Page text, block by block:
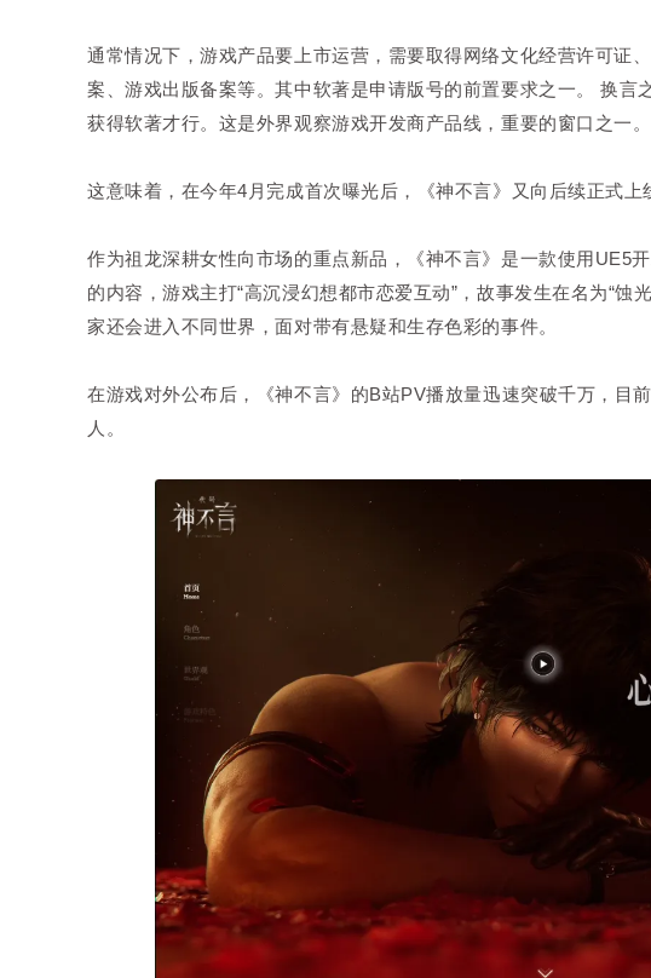
通常情况下，游戏产品要上市运营，需要取得网络文化经营许可证
案、游戏出版备案等。其中软著是申请版号的前置要求之一。 换言
获得软著才行。这是外界观察游戏开发商产品线，重要的窗口之一。
这意味着，在今年4月完成首次曝光后，《神不言》又向后续正式上
作为祖龙深耕女性向市场的重点新品，《神不言》是一款使用UE5
的内容，游戏主打“高沉浸幻想都市恋爱互动”，故事发生在名为“蚀
家还会进入不同世界，面对带有悬疑和生存色彩的事件。
在游戏对外公布后，《神不言》的B站PV播放量迅速突破千万，目
人。